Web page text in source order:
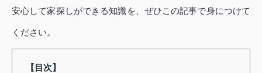
安心して家探しができる知識を、ぜひこの記事で身につけて
ください。
【目次】